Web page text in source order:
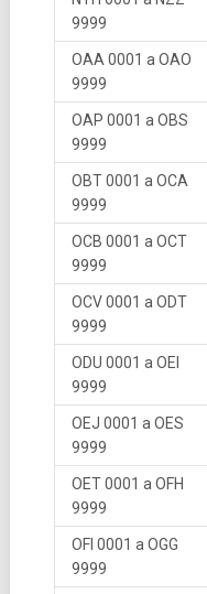
9999
OAA 0001 a OAO
9999
OAP 0001 a OBS
9999
OBT 0001 a OCA
9999
OCB 0001 a OCT
9999
OCV 0001 a ODT
9999
ODU 0001 a OEI
9999
OEJ 0001 a OES
9999
OET 0001 a OFH
9999
OFI 0001 a OGG
9999